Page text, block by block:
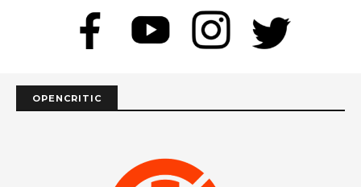
OPENCRITIC